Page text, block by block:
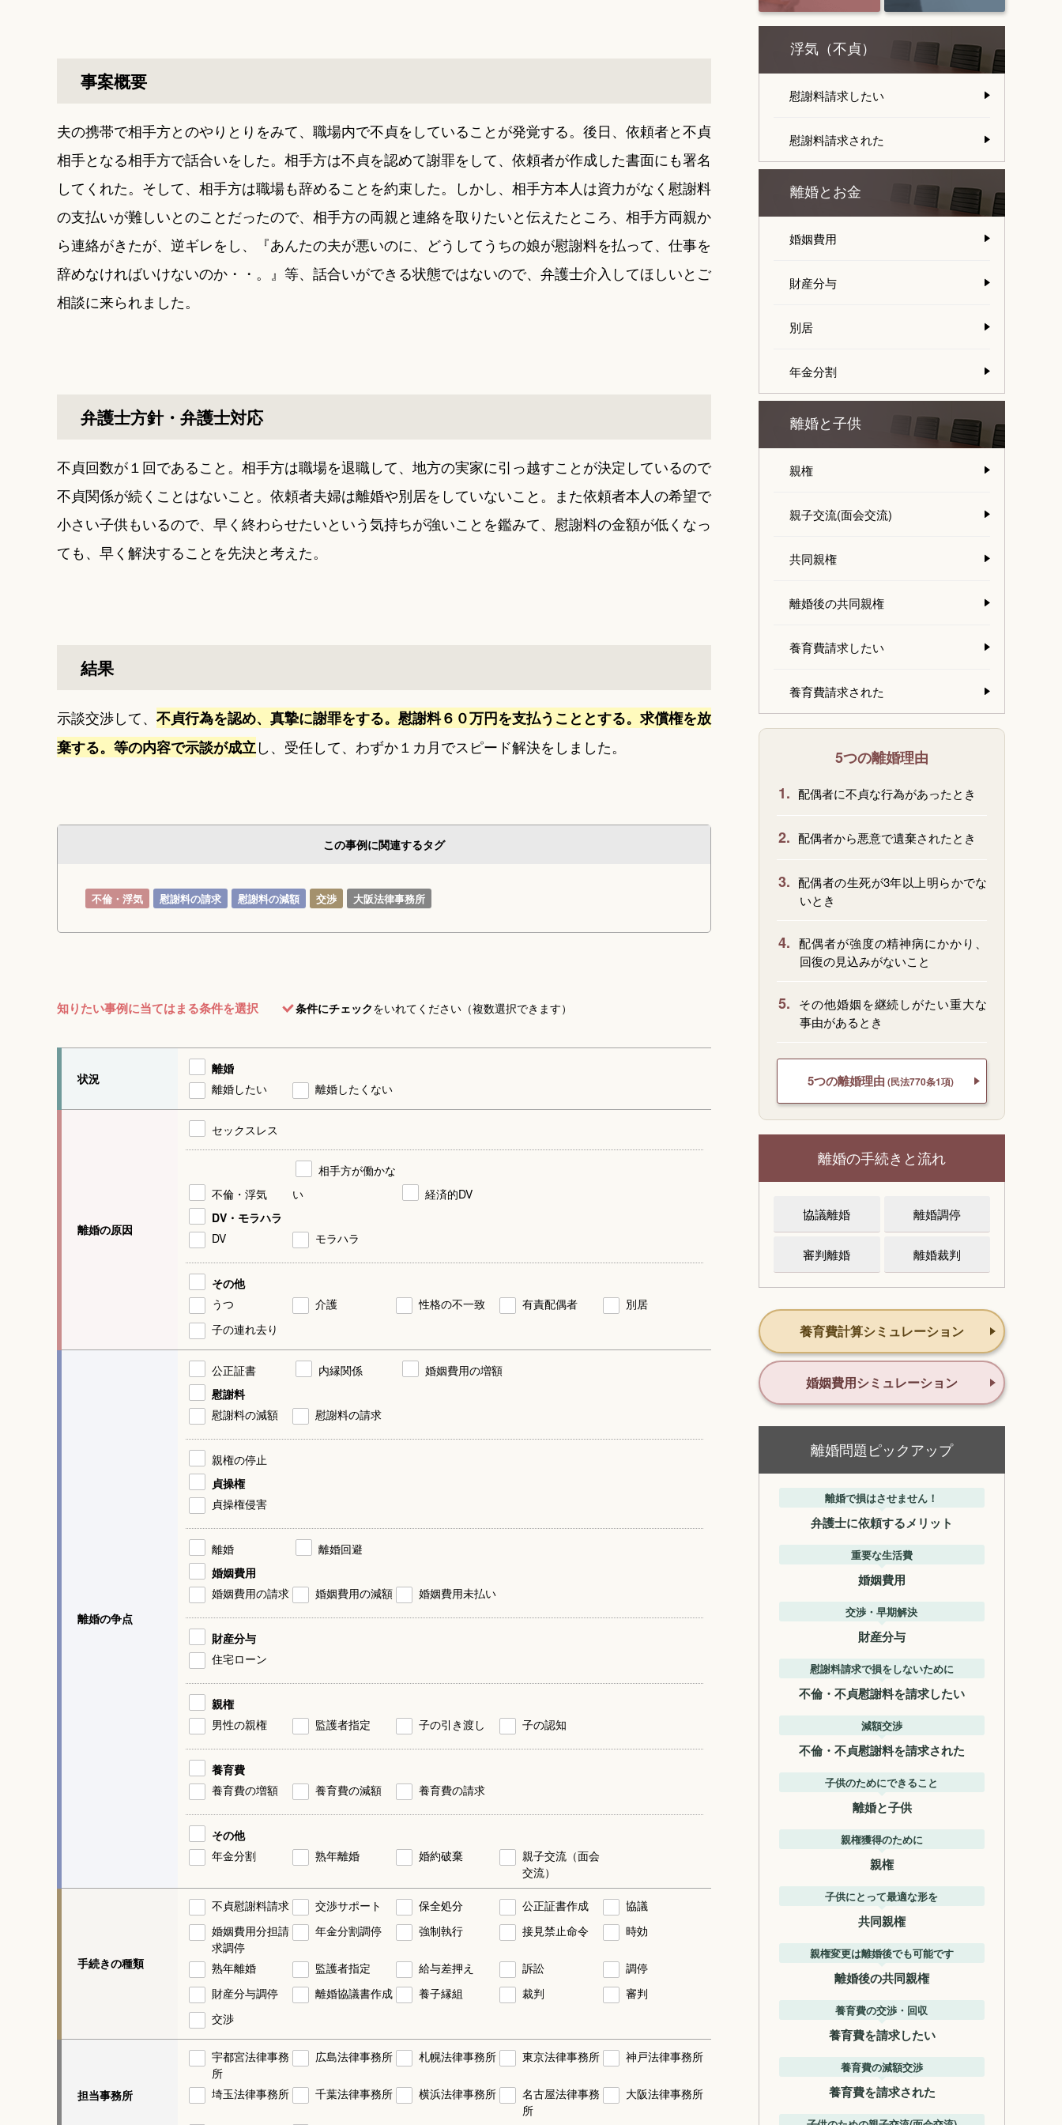
事案概要
夫の携帯で相手方とのやりとりをみて、職場内で不貞をしていることが発覚する。後日、依頼者と不貞
相手となる相手方で話合いをした。相手方は不貞を認めて謝罪をして、依頼者が作成した書面にも署名
してくれた。そして、相手方は職場も辞めることを約束した。しかし、相手方本人は資力がなく慰謝料
の支払いが難しいとのことだったので、相手方の両親と連絡を取りたいと伝えたところ、相手方両親か
ら連絡がきたが、逆ギレをし、『あんたの夫が悪いのに、どうしてうちの娘が慰謝料を払って、仕事を
辞めなければいけないのか・・。』等、話合いができる状態ではないので、弁護士介入してほしいとご
相談に来られました。
弁護士方針・弁護士対応
不貞回数が１回であること。相手方は職場を退職して、地方の実家に引っ越すことが決定しているので
不貞関係が続くことはないこと。依頼者夫婦は離婚や別居をしていないこと。また依頼者本人の希望で
小さい子供もいるので、早く終わらせたいという気持ちが強いことを鑑みて、慰謝料の金額が低くなっ
ても、早く解決することを先決と考えた。
結果
示談交渉して、 不貞行為を認め、真摯に謝罪をする。慰謝料６０万円を支払うこととする。求償権を放
棄する。等の内容で示談が成立し、受任して、わずか１カ月でスピード解決をしました。
この事例に関連するタグ
不倫・浮気 慰謝料の請求 慰謝料の減額 交渉 大阪法律事務所
知りたい事例に当てはまる条件を選択 条件にチェックをいれてください（複数選択できます）
状況
離婚
離婚したい
離婚したくない
離婚の原因
セックスレス
不倫・浮気
相手方が働かな
い
経済的DV
DV・モラハラ
DV
モラハラ
その他
うつ
介護 性格の不一致 有責配偶者
別居
子の連れ去り
離婚の争点
公正証書 内縁関係
婚姻費用の増額
慰謝料
慰謝料の減額
慰謝料の請求
親権の停止
貞操権
貞操権侵害
離婚
離婚回避
婚姻費用
婚姻費用の請求
婚姻費用の減額 婚姻費用未払い
財産分与
住宅ローン
親権
男性の親権
監護者指定 子の引き渡し 子の認知
養育費
養育費の増額
養育費の減額 養育費の請求
その他
年金分割
熟年離婚 婚約破棄
親子交流（面会
交流）
手続きの種類
不貞慰謝料請求 交渉サポート 保全処分 公正証書作成
協議
婚姻費用分担請
求調停
年金分割調停 強制執行 接見禁止命令 時効
熟年離婚 監護者指定 給与差押え 訴訟
調停
財産分与調停
離婚協議書作成 養子縁組 裁判
審判
交渉
担当事務所
宇都宮法律事務
所
広島法律事務所 札幌法律事務所 東京法律事務所 神戸法律事務所
埼玉法律事務所 千葉法律事務所 横浜法律事務所
名古屋法律事務
所
大阪法律事務所
浮気（不貞）
慰謝料請求したい
慰謝料請求された
離婚とお金
婚姻費用
財産分与
別居
年金分割
離婚と子供
親権
親子交流(面会交流)
共同親権
離婚後の共同親権
養育費請求したい
養育費請求された
5つの離婚理由
1. 配偶者に不貞な行為があったとき
2. 配偶者から悪意で遺棄されたとき
3. 配偶者の生死が3年以上明らかでな
いとき
4. 配偶者が強度の精神病にかかり、
回復の見込みがないこと
5.
その他婚姻を継続しがたい重大な
事由があるとき
5つの離婚理由 (民法770条1項)
離婚の手続きと流れ
協議離婚 離婚調停
審判離婚 離婚裁判
養育費計算シミュレーション
婚姻費用シミュレーション
離婚問題ピックアップ
離婚で損はさせません！
弁護士に依頼するメリット
重要な生活費
婚姻費用
交渉・早期解決
財産分与
慰謝料請求で損をしないために
不倫・不貞慰謝料を請求したい
減額交渉
不倫・不貞慰謝料を請求された
子供のためにできること
離婚と子供
親権獲得のために
親権
子供にとって最適な形を
共同親権
親権変更は離婚後でも可能です
離婚後の共同親権
養育費の交渉・回収
養育費を請求したい
養育費の減額交渉
養育費を請求された